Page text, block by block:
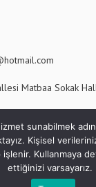
Matbaa Sokak
Gazetesi -
sunabilmek
Kişisel
işlenir. Kullanmaya
ettiğinizi varsayarız.